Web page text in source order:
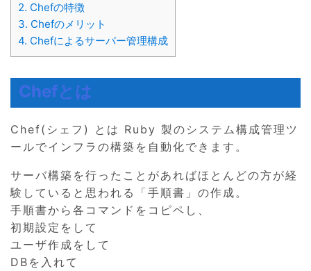
2. Chefの特徴
3. Chefのメリット
4. Chefによるサーバー管理構成
Chefとは
Chef(シェフ) とは Ruby 製のシステム構成管理ツ
ールでインフラの構築を自動化できます。
サーバ構築を行ったことがあればほとんどの方が経
験していると思われる「手順書」の作成。
手順書から各コマンドをコピペし、
初期設定をして
ユーザ作成をして
DBを入れて